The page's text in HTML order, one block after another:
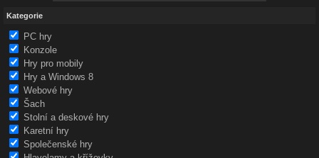
Kategorie
PC hry
Konzole
Hry pro mobily
Hry a Windows 8
Webové hry
Šach
Stolní a deskové hry
Karetní hry
Společenské hry